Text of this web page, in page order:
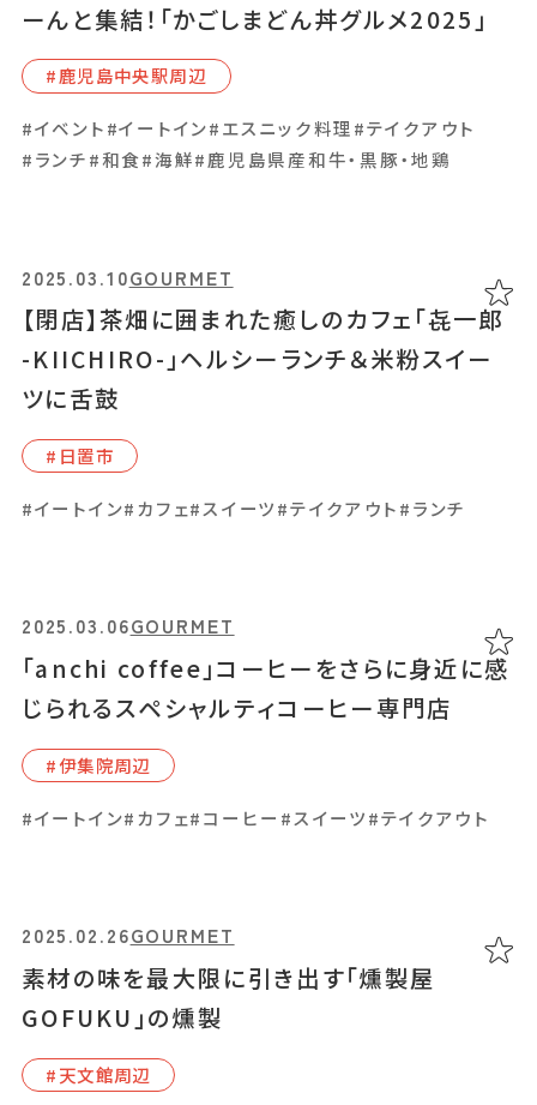
ーんと集結！「かごしまどん丼グルメ2025」
#⿅児島中央駅周辺
#イベント#イートイン#エスニック料理#テイクアウト
#ランチ#和食#海鮮#鹿児島県産和牛・黒豚・地鶏
【閉店】茶畑に囲まれた癒しのカフェ「㐂一郎
-KIICHIRO-」ヘルシーランチ＆米粉スイー
ツに舌鼓
2025.03.10GOURMET
#⽇置市
#イートイン#カフェ#スイーツ#テイクアウト#ランチ
「anchi coffee」コーヒーをさらに身近に感
じられるスペシャルティコーヒー専門店
2025.03.06GOURMET
#伊集院周辺
#イートイン#カフェ#コーヒー #スイーツ#テイクアウト
素材の味を最大限に引き出す「燻製屋
GOFUKU」の燻製
2025.02.26GOURMET
#天⽂館周辺
「M KAFFEE ドリットコーヒー」深い味わい
のエイジングコーヒーや〝映え〟ドリンクを、
大人カワイイ無機質カフェで
2024.11.22GOURMET
#イートイン#カフェ#カラフルドリンク
#テイクアウト
「喫茶 あさひや」ヘルシーなワンプレートラン
チと、鹿児島の郷土料理・鶏飯のアレンジメ
2024.11.20GOURMET
#鴨池・与次郎周辺
#イートイン#カフェ#ランチ#和食
「雑cafe+met」親子が営む、昭和レトロなメ
2024.11.07GOURMET
#霧島市
#2024オープン#アクセサリー#イートイン#カフェ
#カラフルドリンク#コーヒー